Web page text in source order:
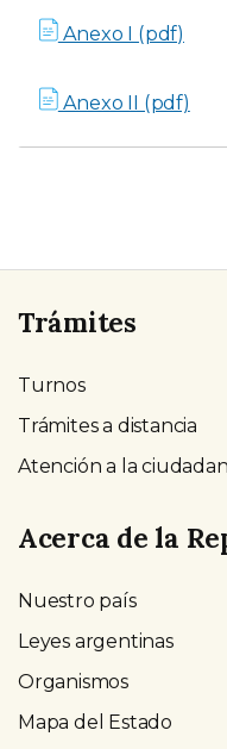
Anexo I (pdf)
Anexo II (pdf)
Trámites
Turnos
Trámites a distancia
Atención a la
Acerca de la
Nuestro país
Leyes argentinas
Organismos
Mapa del Estado